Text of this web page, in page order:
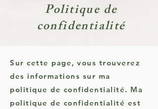
Politique de
confidentialité
Sur cette page, vous trouverez
des informations sur ma
politique de confidentialité. Ma
politique de confidentialité est